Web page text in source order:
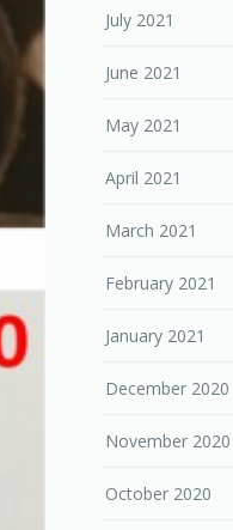
July 2021
June 2021
May 2021
April 2021
March 2021
February 2021
January 2021
December 2020
November 2020
October 2020